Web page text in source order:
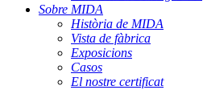
Sobre MIDA
Història de MIDA
Vista de fàbrica
Exposicions
Casos
El nostre certificat